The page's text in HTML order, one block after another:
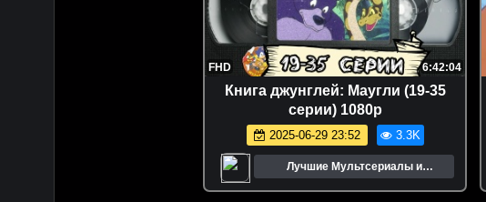
FHD 6:42:04
Книга джунглей: Маугли (19-35
серии) 1080p
2025-06-29 23:52 3.3K
Лучшие Мультсериалы и
Мультфильмы